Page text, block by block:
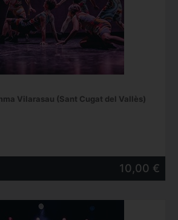
Vilarasau (Sant Cugat del Vallès)
10,00 €